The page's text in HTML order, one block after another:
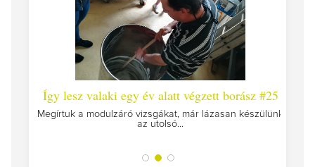
Így lesz valaki egy év alatt végzett borász #25
Megírtuk a modulzáró vizsgákat, már lázasan készülünk
az utolsó...